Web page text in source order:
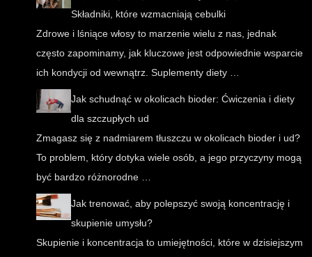
Składniki, które wzmacniają cebulki
Zdrowe i lśniące włosy to marzenie wielu z nas, jednak
często zapominamy, jak kluczowe jest odpowiednie wsparcie
ich kondycji od wewnątrz. Suplementy diety …
Jak schudnąć w okolicach bioder: Ćwiczenia i diety
dla szczupłych ud
Zmagasz się z nadmiarem tłuszczu w okolicach bioder i ud?
To problem, który dotyka wiele osób, a jego przyczyny mogą
być bardzo różnorodne …
Jak trenować, aby polepszyć swoją koncentrację i
skupienie umysłu?
Skupienie i koncentracja to umiejętności, które w dzisiejszym